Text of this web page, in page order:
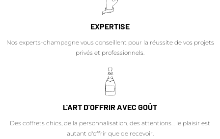
EXPERTISE
Nos experts-champagne vous conseillent pour la réussite de vos projets
privés et professionnels.
L'ART D'OFFRIR AVEC GOÛT
Des coffrets chics, de la personnalisation, des attentions… le plaisir est
autant d'offrir que de recevoir.